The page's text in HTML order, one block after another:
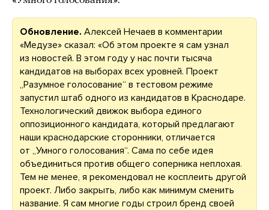
Обновление. Алексей Нечаев в комментарии
«Медузе» сказал: «Об этом проекте я сам узнал
из новостей. В этом году у нас почти тысяча
кандидатов на выборах всех уровней. Проект
„Разумное голосование“ в тестовом режиме
запустил штаб одного из кандидатов в Краснодаре.
Технологический движок выбора единого
оппозиционного кандидата, который предлагают
наши краснодарские сторонники, отличается
от „Умного голосования“. Сама по себе идея
объединиться против общего соперника неплохая.
Тем не менее, я рекомендовал не косплеить другой
проект. Либо закрыть, либо как минимум сменить
название. Я сам многие годы строил бренд своей